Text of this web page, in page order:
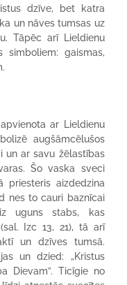
dzīve, bet katra
un nāves tumsas uz
Tāpēc arī Lieldienu
gaismas,
ar Lieldienu
augšāmcēlušos
un ar savu žēlastības
Šo vaska sveci
priesteris aizdedzina
nes to cauri baznīcai
uguns stabs, kas
Izc 13, 21), tā arī
un dzīves tumsā.
un dzied: „Kristus
Dievam”. Ticīgie no